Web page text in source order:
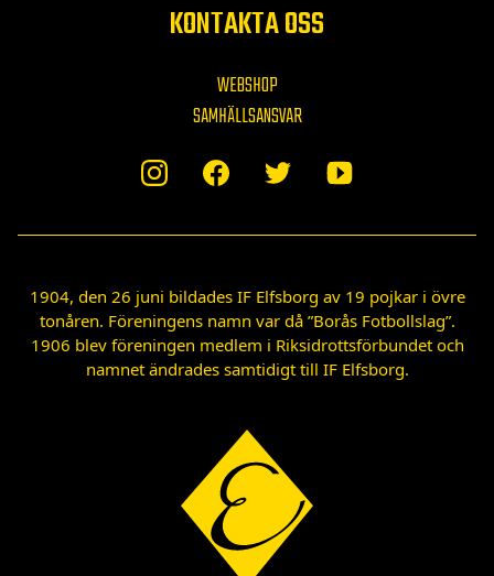
KONTAKTA OSS
WEBSHOP
SAMHÄLLSANSVAR
1904, den 26 juni bildades IF Elfsborg av 19 pojkar i övre
tonåren. Föreningens namn var då ”Borås Fotbollslag”.
1906 blev föreningen medlem i Riksidrottsförbundet och
namnet ändrades samtidigt till IF Elfsborg.